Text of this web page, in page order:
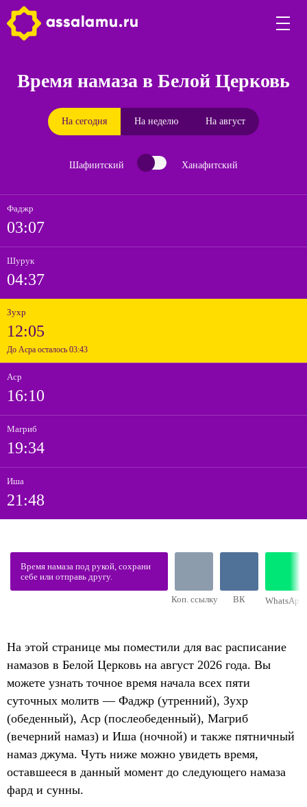
Время намаза в Белой Церковь
На сегодня На неделю На август
Шафиитский Ханафитский
Фаджр
03:07
Шурук
04:37
Зухр
12:05
До Асра осталось 03:43
Аср
16:10
Магриб
19:34
Иша
21:48
Время намаза под рукой, сохрани
себе или отправь другу.
Коп. ссылку ВК WhatsApp
На этой странице мы поместили для вас расписание
намазов в Белой Церковь на август 2026 года. Вы
можете узнать точное время начала всех пяти
суточных молитв — Фаджр (утренний), Зухр
(обеденный), Аср (послеобеденный), Магриб
(вечерний намаз) и Иша (ночной) и также пятничный
намаз джума. Чуть ниже можно увидеть время,
оставшееся в данный момент до следующего намаза
фард и сунны.